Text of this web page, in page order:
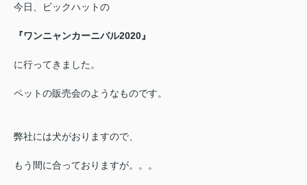
今日、ビックハットの
『ワンニャンカーニバル2020』
に行ってきました。
ペットの販売会のようなものです。
弊社には犬がおりますので、
もう間に合っておりますが。。。